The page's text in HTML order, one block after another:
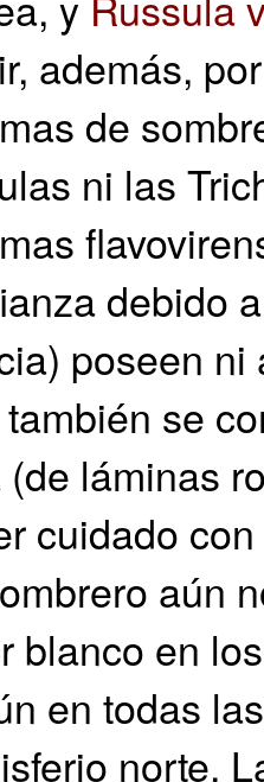
además,
de
ni las
debido
poseen
se
láminas
cuidado
aún
blanco en
en todas
norte.